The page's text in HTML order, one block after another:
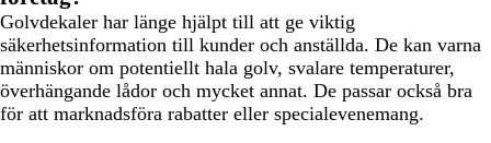
Golvdekaler har länge hjälpt till att ge viktig
säkerhetsinformation till kunder och anställda. De kan varna
människor om potentiellt hala golv, svalare temperaturer,
överhängande lådor och mycket annat. De passar också bra
för att marknadsföra rabatter eller specialevenemang.